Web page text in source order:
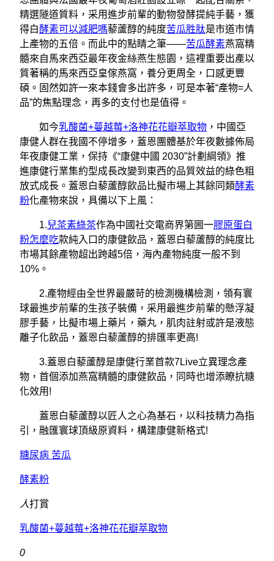
精選隧道質料，采用進步前輩的動物發酵提純手藝，獲
得白酵素可以減肥嗎藜蘆醇的純度苦瓜胜肽是市道市情
上產物的五倍。而此中的點睛之筆——苦瓜酵素燕窩精
髓來自馬來西亞最年夜金絲燕生態園，這裡重要出產以
質著稱的馬來西亞皇傢燕窩，養分更周全，口感更豐
碩。固然如許一來本錢會多出許多，可是本著“產物=人
品”的焦點理念，再多的支付也是值得。
如今乳酸菌+蔓越莓+洛神花花瓣萃取物 ，中國亞
康健人群在我國不停增多，蓋恩團體基於年夜數據佈局
年夜康健工業，保持《“康健中國 2030”計劃綱領》推
進康健行業集約型成長改變到東西的品質效益的綠色粗
放式成長。蓋恩白藜蘆醇飲品比擬市場上其餘同類酵素
粉化產物來說，具備以下上風：
1.兒茶素綠茶作為中國社交電商界第圌一膠原蛋白
粉怎麼吃款純入口的康健飲品，蓋恩白藜蘆醇的純度比
市場其餘產物超出跨越5倍，海內產物純度一般不到
10%。
2.產物經由全世界最嚴苛的檢測機構檢測，領有寰
球最進步前輩的生孩子裝備，采用最進步前輩的懸浮凝
膠手藝，比擬市場上藥片，藥丸，肌肉註射或許是液態
離子化飲品，蓋恩白藜蘆醇的排匯率更高!
3.蓋恩白藜蘆醇是康健行業首款7Live立異理念產
物，首個添加燕窩精髓的康健飲品，同時也增添瞭抗糖
化效用!
蓋恩白藜蘆醇以匠人之心為基石，以科技精力為指
引，融匯寰球頂級原資料，構建康健新格式!
糖尿病 苦瓜
酵素粉
人打賞
乳酸菌+蔓越莓+洛神花花瓣萃取物
0